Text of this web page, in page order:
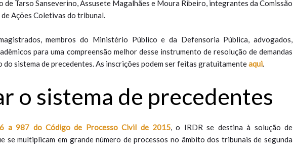
de Tarso Sanseverino, Assusete Magalhães e Moura Ribeiro, integrantes da Comissão
Ações Coletivas do tribunal.
membros do Ministério Público e da Defensoria Pública, advogados,
para uma compreensão melhor desse instrumento de resolução de demandas
do sistema de precedentes. As inscrições podem ser feitas gratuitamenteaqui.
o sistema de precedentes
a 987 do Código de Processo Civil de 2015, o IRDR se destina à solução de
se multiplicam em grande número de processos no âmbito dos tribunais de segunda